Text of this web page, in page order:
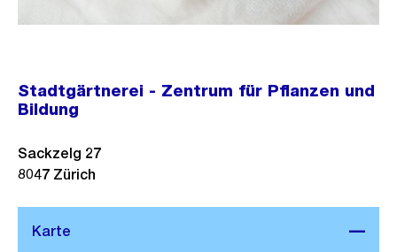
Stadtgärtnerei - Zentrum für Pflanzen und
Bildung
Sackzelg 27
8047 Zürich